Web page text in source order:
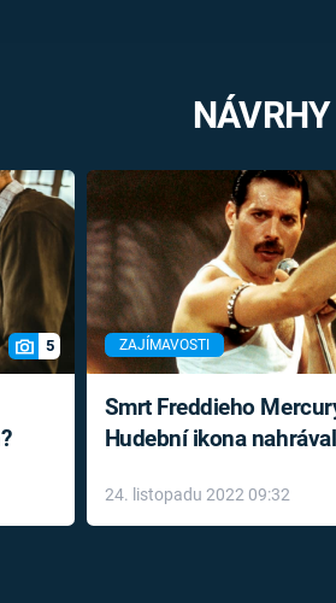
5 ZAJÍMAVOSTI
Smrt Freddieho
Hudební ikona
léky
24. listopadu 2022 09:32